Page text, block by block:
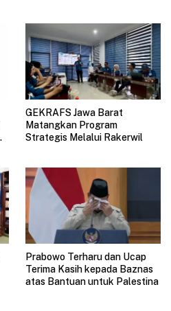
GEKRAFS Jawa Barat
Matangkan Program
Strategis Melalui Rakerwil
Prabowo Terharu dan Ucap
Terima Kasih kepada Baznas
atas Bantuan untuk Palestina